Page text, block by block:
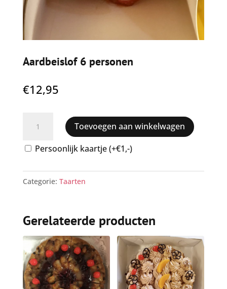
Aardbeislof 6 personen
€12,95
personen
Toevoegen aan winkelwagen
Persoonlijk kaartje (+€1,-)
Categorie: Taarten
Gerelateerde producten